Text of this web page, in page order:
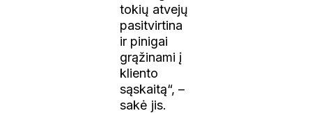
tokių atvejų
pasitvirtina
ir pinigai
grąžinami į
kliento
sąskaitą“, –
sakė jis.